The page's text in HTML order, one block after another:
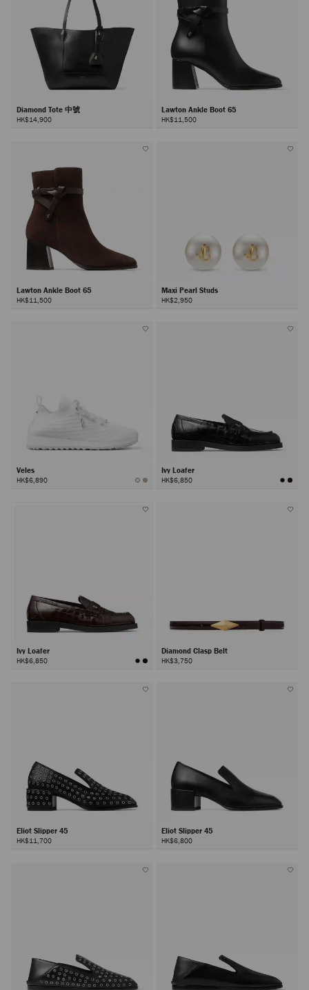
Diamond Tote 中號
HK$14,900
Lawton Ankle Boot 65
HK$11,500
Lawton Ankle Boot 65
HK$11,500
Maxi Pearl Studs
HK$2,950
Veles
HK$6,890
Ivy Loafer
HK$6,850
Ivy Loafer
HK$6,850
Diamond Clasp Belt
HK$3,750
Eliot Slipper 45
HK$11,700
Eliot Slipper 45
HK$6,800